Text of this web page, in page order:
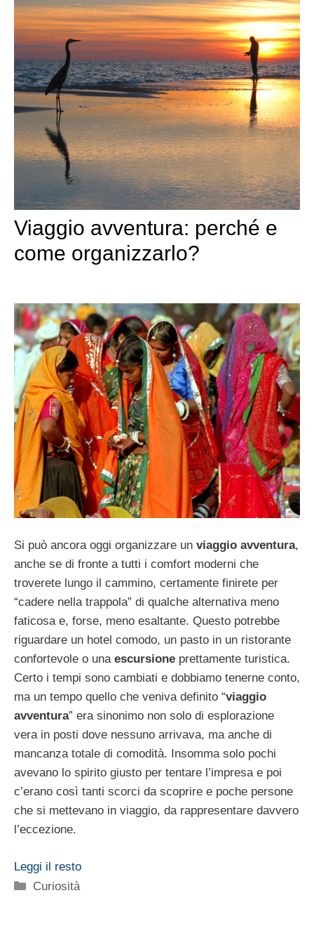
Viaggio avventura: perché e
come organizzarlo?
Si può ancora oggi organizzare un viaggio avventura,
anche se di fronte a tutti i comfort moderni che
troverete lungo il cammino, certamente finirete per
“cadere nella trappola” di qualche alternativa meno
faticosa e, forse, meno esaltante. Questo potrebbe
riguardare un hotel comodo, un pasto in un ristorante
confortevole o una escursione prettamente turistica.
Certo i tempi sono cambiati e dobbiamo tenerne conto,
ma un tempo quello che veniva definito “viaggio
avventura” era sinonimo non solo di esplorazione
vera in posti dove nessuno arrivava, ma anche di
mancanza totale di comodità. Insomma solo pochi
avevano lo spirito giusto per tentare l’impresa e poi
c’erano così tanti scorci da scoprire e poche persone
che si mettevano in viaggio, da rappresentare davvero
l’eccezione.
Leggi il resto
Categorie
Curiosità